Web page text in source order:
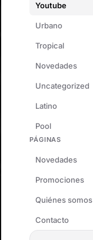
Youtube
Urbano
Tropical
Novedades
Uncategorized
Latino
Pool
PÁGINAS
Novedades
Promociones
Quiénes somos
Contacto